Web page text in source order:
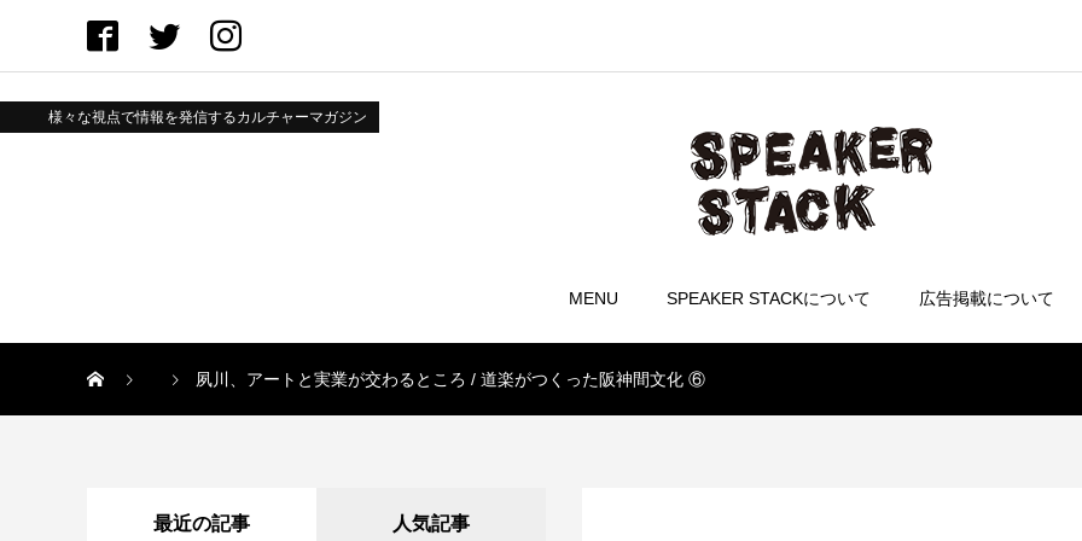
様々な視点で情報を発信するカルチャーマガジン
MENU SPEAKER STACKについて 広告掲載について
夙川、アートと実業が交わるところ / 道楽がつくった阪神間文化 ⑥
最近の記事 人気記事